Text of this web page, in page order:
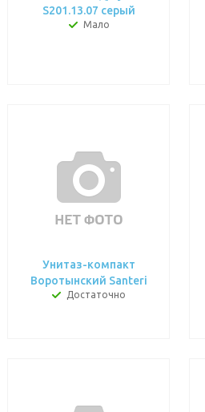
S201.13.07 серый
Мало
Унитаз-компакт
Воротынский Santeri
Достаточно